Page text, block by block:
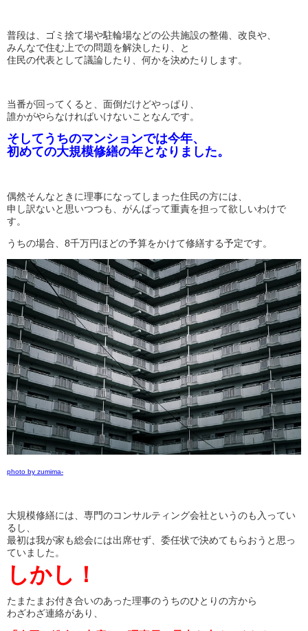
普段は、ゴミ捨て場や駐輪場などの公共施設の整備、改良や、
みんなで住む上での問題を解決したり、と
住民の代表として議論したり、何かを決めたりします。
当番が回ってくると、面倒だけどやっぱり、
誰かがやらなければいけないことなんです。
そしてうちのマンションでは今年、
初めての大規模修繕の年となりました。
偶然そんなときに理事になってしまった住民の方には、
申し訳ないと思いつつも、がんばって重責を担って欲しいわけで
す。
うちの場合、8千万円ほどの予算をかけて修繕する予定です。
photo by zumima-
大規模修繕には、専門のコンサルティング会社というのも入ってい
るし、
最初は我が家も総会には出席せず、委任状で決めてもらおうと思っ
ていました。
しかし！
たまたまお付き合いのあった理事のうちのひとりの方から
わざわざ連絡があり、